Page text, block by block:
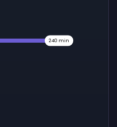
240 min